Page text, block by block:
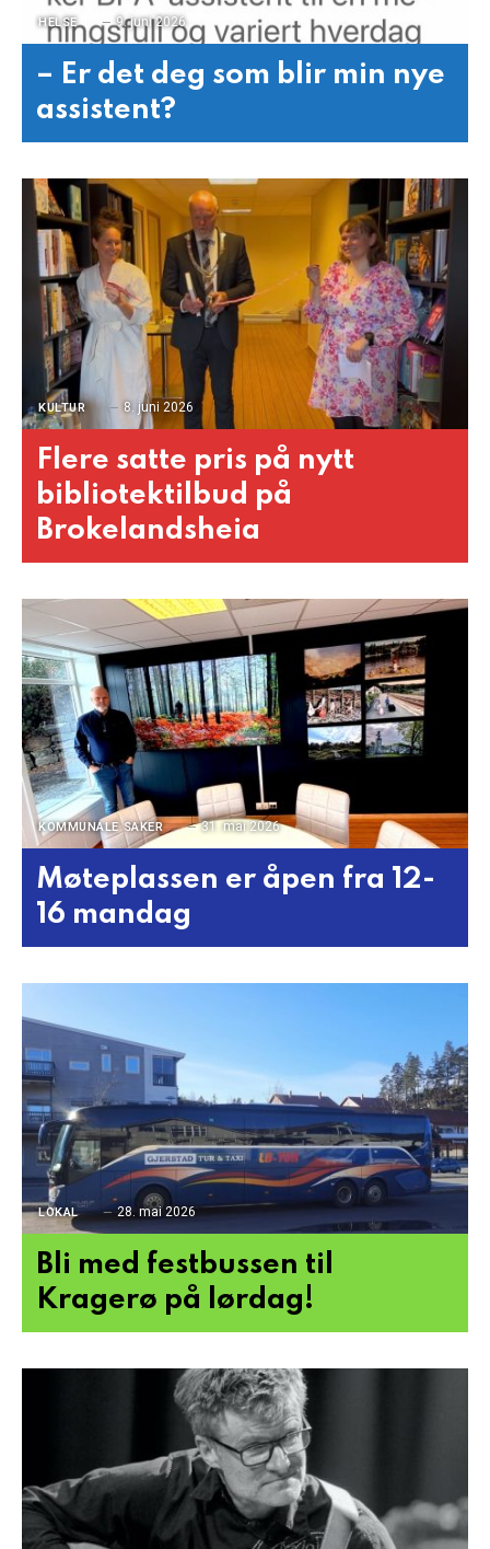
HELSE 9. juni 2026
– Er det deg som blir min nye
assistent?
KULTUR 8. juni 2026
Flere satte pris på nytt
bibliotektilbud på
Brokelandsheia
KOMMUNALE SAKER 31. mai 2026
Møteplassen er åpen fra 12-
16 mandag
LOKAL 28. mai 2026
Bli med festbussen til
Kragerø på lørdag!